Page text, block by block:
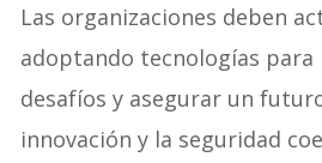
Las organizaciones deben
adoptando tecnologías
desafíos y asegurar un
innovación y la seguridad